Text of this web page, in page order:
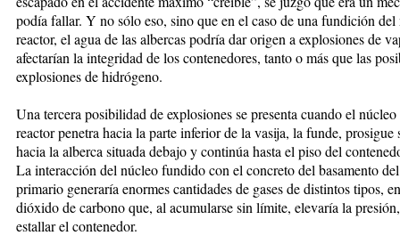
podía fallar. Y no sólo eso, sino que en el caso de una fundición
reactor, el agua de las albercas podría dar origen a explosiones de
afectarían la integridad de los contenedores, tanto o más que las
explosiones de hidrógeno.
Una tercera posibilidad de explosiones se presenta cuando el
reactor penetra hacia la parte inferior de la vasija, la funde, prosigue
hacia la alberca situada debajo y continúa hasta el piso del
La interacción del núcleo fundido con el concreto del basamento
primario generaría enormes cantidades de gases de distintos tipos,
dióxido de carbono que, al acumularse sin límite, elevaría la
estallar el contenedor.